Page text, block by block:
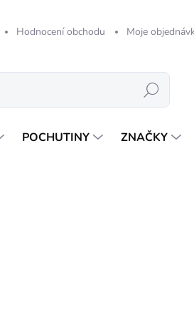
Hodnocení obchodu Moje
Hledat
POCHUTINY ZNAČKY